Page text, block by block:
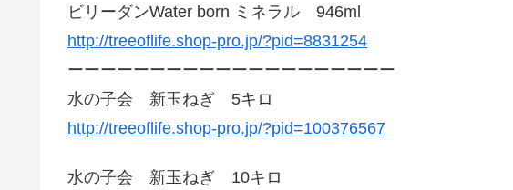
ビリーダンWater born ミネラル 946ml
http://treeoflife.shop-pro.jp/?pid=8831254
ーーーーーーーーーーーーーーーーーーーー
水の子会 新玉ねぎ 5キロ
http://treeoflife.shop-pro.jp/?pid=100376567
水の子会 新玉ねぎ 10キロ